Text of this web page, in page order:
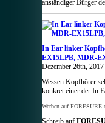
anständiger Bürger
In Ear linker
EX15LPB, MDR-
Dezember 26th, 2017
Wessen Kopfhörer
konkret einer der In
Werben auf
Schreib auf